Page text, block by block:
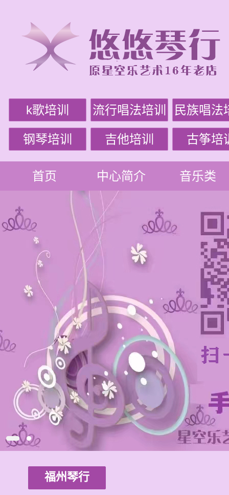
k歌培训 流行唱法培训 民族唱法
钢琴培训 吉他培训 古筝培
首页 中心简介 音乐类
福州琴行